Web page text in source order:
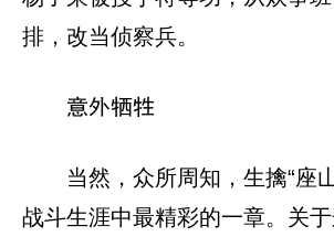
排，改当侦察兵。
意外牺牲
当然，众所周知，生擒“座
战斗生涯中最精彩的一章。关